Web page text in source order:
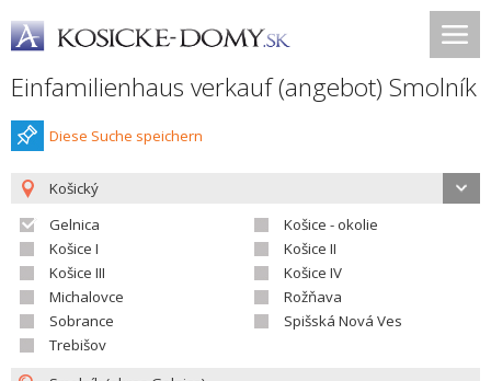
Einfamilienhaus verkauf (angebot) Smolník
Diese Suche speichern
Košický
Gelnica
Košice - okolie
Košice I
Košice II
Košice III
Košice IV
Michalovce
Rožňava
Sobrance
Spišská Nová Ves
Trebišov